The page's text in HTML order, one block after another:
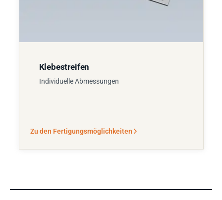
Klebestreifen
Individuelle Abmessungen
Zu den Fertigungsmöglichkeiten